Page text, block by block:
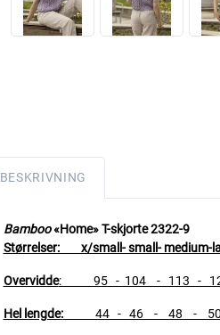
BESKRIVNING
Bamboo«Home» T-skjorte 2322-9
Størrelser: x/small- small- medium-
Overvidde: 95 - 104 - 113 - 122
Hel lengde:44 - 46 - 48 - 50 -